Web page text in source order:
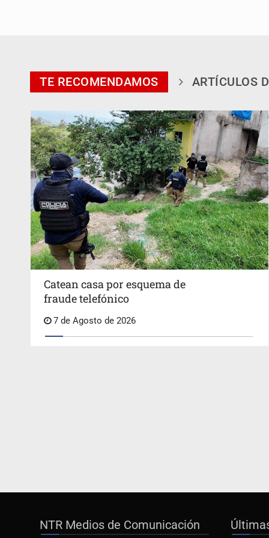
TE RECOMENDAMOS ARTÍCULOS
Catean casa por esquema de
fraude telefónico
7 de Agosto de 2026
NTR Medios de Comunicación